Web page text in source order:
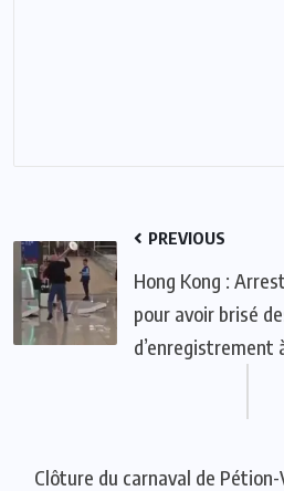
PREVIOUS
Hong Kong :
pour avoir brisé
d’enregistrement
Clôture du carnaval de